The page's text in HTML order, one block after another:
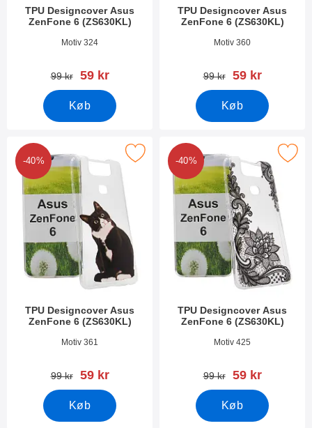
TPU Designcover Asus
ZenFone 6 (ZS630KL)
Varenr 32002Motiv 324
pris
99 kr pris
59 kr
Køb
TPU Designcover Asus
ZenFone 6 (ZS630KL)
Varenr 31998Motiv 360
pris
99 kr pris
59 kr
Køb
-40%
TPU Designcover Asus
ZenFone 6 (ZS630KL)
Varenr 31997Motiv 361
pris
99 kr pris
59 kr
Køb
tPU Designcover Asus ZenFone 6 (ZS630KL) som favorit
-40%
TPU Designcover Asus
ZenFone 6 (ZS630KL)
Varenr 31996Motiv 425
pris
99 kr pris
59 kr
Køb
Marker tPU Designcover Asus